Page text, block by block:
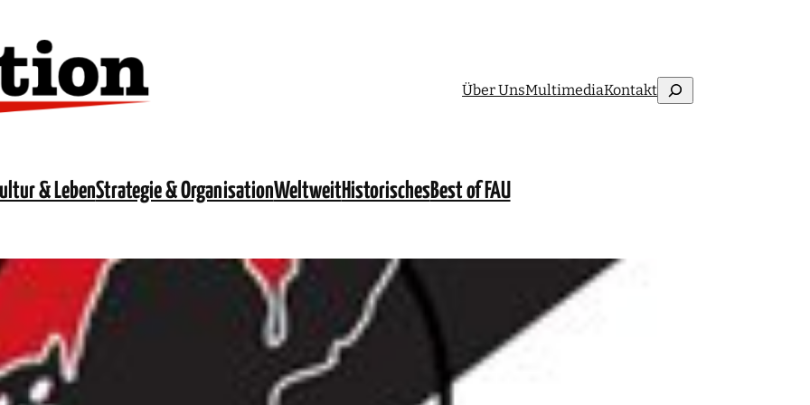
Über UnsMultimediaKontaktSuchen
& LebenStrategie & OrganisationWeltweitHistorischesBest of FAU